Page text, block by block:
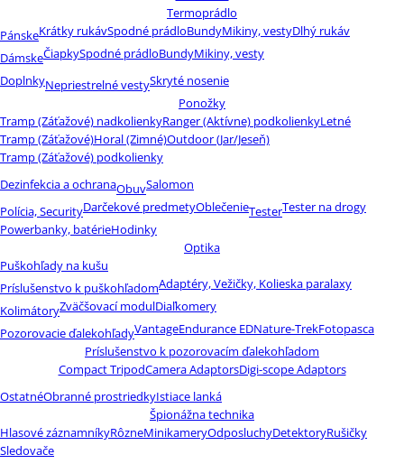
Termoprádlo
PánskeKrátky rukávSpodné prádloBundyMikiny, vestyDlhý rukáv
DámskeČiapkySpodné prádloBundyMikiny, vesty
DoplnkyNepriestrelné vestySkryté nosenie
Ponožky
Tramp (Záťažové) nadkolienkyRanger (Aktívne) podkolienkyLetné
Tramp (Záťažové)Horal (Zimné)Outdoor (Jar/Jeseň)
Tramp (Záťažové) podkolienky
Dezinfekcia a ochranaObuvSalomon
Polícia, SecurityDarčekové predmetyOblečenieTesterTester na drogy
Powerbanky, batérieHodinky
Optika
Puškohľady na kušu
Príslušenstvo k puškohľadomAdaptéry, Vežičky, Kolieska paralaxy
KolimátoryZväčšovací modulDiaľkomery
Pozorovacie ďalekohľadyVantageEndurance EDNature-TrekFotopasca
Príslušenstvo k pozorovacím ďalekohľadom
Compact TripodCamera AdaptorsDigi-scope Adaptors
OstatnéObranné prostriedkyIstiace lanká
Špionážna technika
Hlasové záznamníkyRôzneMinikameryOdposluchyDetektoryRušičky
Sledovače